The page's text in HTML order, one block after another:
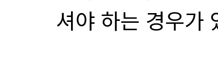
셔야 하는 경우가